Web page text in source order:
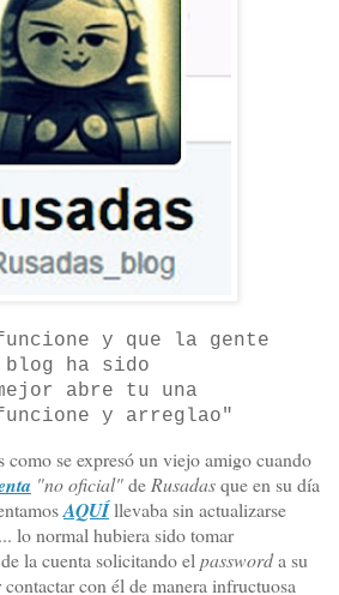
y que la gente
ha sido
abre tu una
y arreglao"
como se expresó un viejo amigo cuando
"no oficial"de Rusadasque en su día
AQUÍllevaba sin actualizarse
lo normal hubiera sido tomar
la cuenta solicitando el passworda su
con él de manera infructuosa